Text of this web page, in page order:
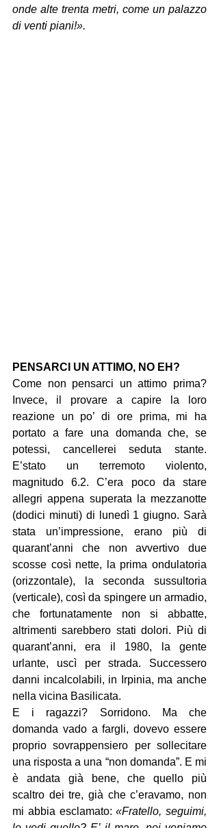
onde alte trenta metri, come un palazzo
di venti piani!».
PENSARCI UN ATTIMO, NO EH?
Come non pensarci un attimo prima?
Invece, il provare a capire la loro
reazione un po’ di ore prima, mi ha
portato a fare una domanda che, se
potessi, cancellerei seduta stante.
E’stato un terremoto violento,
magnitudo 6.2. C’era poco da stare
allegri appena superata la mezzanotte
(dodici minuti) di lunedì 1 giugno. Sarà
stata un’impressione, erano più di
quarant’anni che non avvertivo due
scosse così nette, la prima ondulatoria
(orizzontale), la seconda sussultoria
(verticale), così da spingere un armadio,
che fortunatamente non si abbatte,
altrimenti sarebbero stati dolori. Più di
quarant’anni, era il 1980, la gente
urlante, uscì per strada. Successero
danni incalcolabili, in Irpinia, ma anche
nella vicina Basilicata.
E i ragazzi? Sorridono. Ma che
domanda vado a fargli, dovevo essere
proprio sovrappensiero per sollecitare
una risposta a una “non domanda”. E mi
è andata già bene, che quello più
scaltro dei tre, già che c’eravamo, non
mi abbia esclamato: «Fratello, seguimi,